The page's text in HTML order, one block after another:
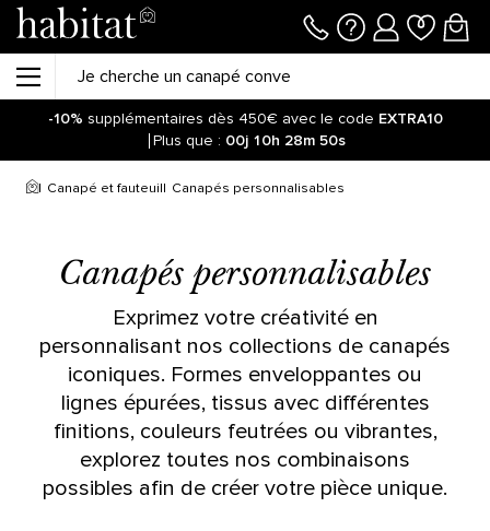
-10% supplémentaires dès 450€ avec le code EXTRA10
Plus que : 00j 10h 28m 50s
Canapé et fauteuil Canapés personnalisables
Canapés personnalisables
Exprimez votre créativité en
personnalisant nos collections de canapés
iconiques. Formes enveloppantes ou
lignes épurées, tissus avec différentes
finitions, couleurs feutrées ou vibrantes,
explorez toutes nos combinaisons
possibles afin de créer votre pièce unique.